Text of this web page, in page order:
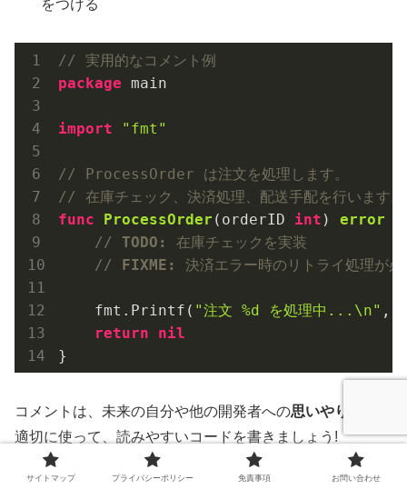
をつける
// 実用的なコメント例
package main
import "fmt"
// ProcessOrder は注文を処理します。
// 在庫チェック、決済処理、配送手配を行います。
func
ProcessOrder (orderID int ) error
// TODO:
在庫チェックを実装
// FIXME: 決済エラー時のリトライ処理が必
    fmt.Printf(
"注文 %d を処理中...\n" ,
return
nil
コメントは、未来の自分や他の開発者への思いやり
適切に使って、読みやすいコードを書きましょう!
サイトマップ プライバシーポリシー 免責事項 お問い合わせ